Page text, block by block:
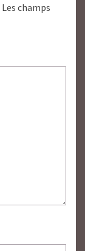
Les champs